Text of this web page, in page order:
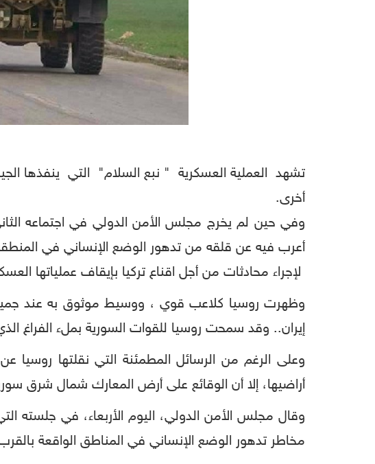
تشهد العملية العسكرية " نبع السلام" التي ينفذها
أخرى.
وفي حين لم يخرج مجلس الأمن الدولي في اجتماعه
أعرب فيه عن قلقه من تدهور الوضع الإنساني في
لإجراء محادثات من أجل اقناع تركيا بإيقاف عملياتها
وظهرت روسيا كلاعب قوي ، ووسيط موثوق به عند
إيران.. وقد سمحت روسيا للقوات السورية بملء الفراغ
وعلى الرغم من الرسائل المطمئنة التي نقلتها روسيا
أراضيها، إلا أن الوقائع على أرض المعارك شمال شرق
وقال مجلس الأمن الدولي، اليوم الأربعاء، في
مخاطر تدهور الوضع الإنساني في المناطق الواقعة